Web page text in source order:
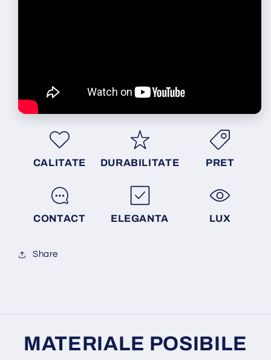
CALITATE DURABILITATE PRET
CONTACT ELEGANTA LUX
Share
MATERIALE POSIBILE